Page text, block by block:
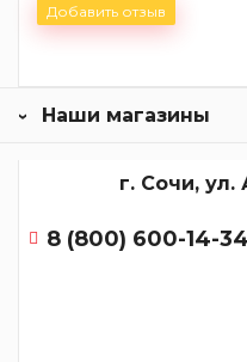
Добавить отзыв
Наши магазины
г. Сочи, ул.
8 (800) 600-14-34